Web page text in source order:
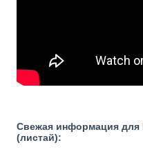
Свежая информация
(листай):